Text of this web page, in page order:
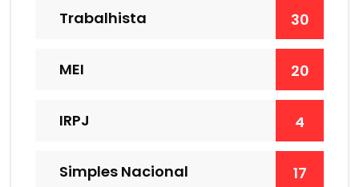
Trabalhista 30
MEI 20
IRPJ 4
Simples Nacional 17